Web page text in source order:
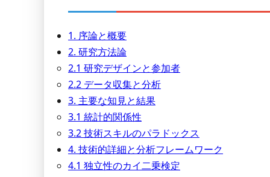
1. 序論と概要
2. 研究方法論
2.1 研究デザインと参加者
2.2 データ収集と分析
3. 主要な知見と結果
3.1 統計的関係性
3.2 技術スキルのパラドックス
4. 技術的詳細と分析フレームワーク
4.1 独立性のカイ二乗検定